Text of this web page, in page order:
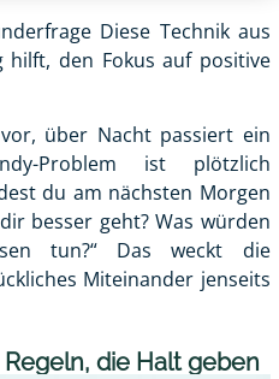
Diese Technik aus
hilft, den Fokus auf positive
über Nacht passiert ein
Problem ist plötzlich
du am nächsten Morgen
besser geht? Was würden
tun?“ Das weckt die
Miteinander jenseits
die Halt geben